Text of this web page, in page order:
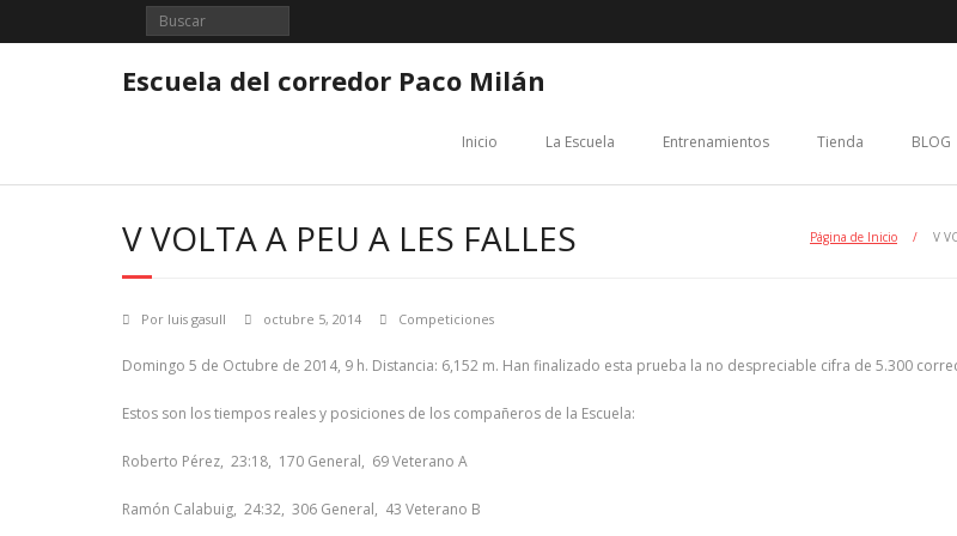
Escuela del corredor Paco Milán
Inicio La Escuela Entrenamientos Tienda BLOG
V VOLTA A PEU A LES FALLES Página de Inicio / V
Por luis gasull octubre 5, 2014 Competiciones
Domingo 5 de Octubre de 2014, 9 h. Distancia: 6,152 m. Han finalizado esta prueba la no despreciable cifra de 5.300
Estos son los tiempos reales y posiciones de los compañeros de la Escuela:
Roberto Pérez, 23:18, 170 General, 69 Veterano A
Ramón Calabuig, 24:32, 306 General, 43 Veterano B